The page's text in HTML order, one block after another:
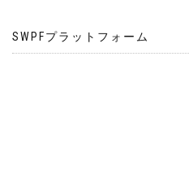
SWPFプラットフォーム